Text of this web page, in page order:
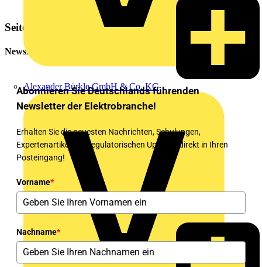
Alexander Bürkle GmbH & Co. KG
Seitenleiste
Newsletter
Abonnieren Sie Deutschlands führenden
Newsletter der Elektrobranche!
Erhalten Sie die neuesten Nachrichten, Schulungen,
Expertenartikel und regulatorischen Updates direkt in Ihren
Posteingang!
Vorname*
Nachname*